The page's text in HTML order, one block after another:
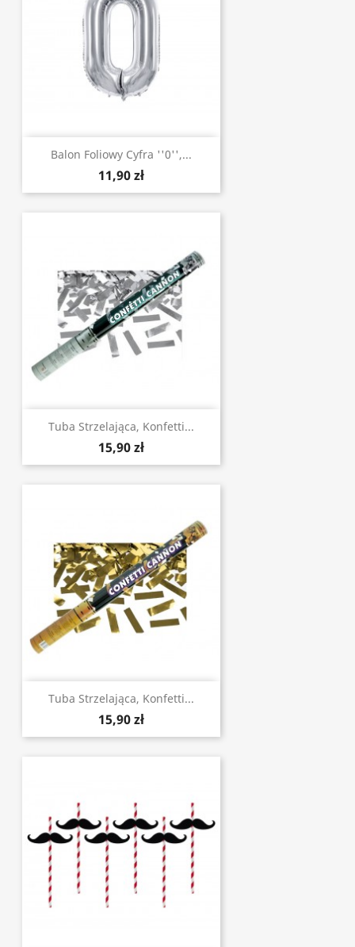
Balon Foliowy Cyfra ''0'',...
11,90 zł
Tuba Strzelająca, Konfetti...
15,90 zł
Tuba Strzelająca, Konfetti...
15,90 zł